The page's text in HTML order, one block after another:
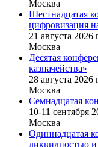
Москва
Шестнадцатая
цифровизация
21 августа 2026
Москва
Десятая
казначейства»
28 августа 2026
Москва
Семнадцатая
10-11 сентября
Москва
Одиннадцатая
ликвидностью